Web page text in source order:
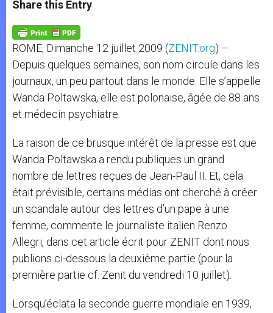
s
p
p
e
g
e
r
b
o
k
Share this Entry
ROME, Dimanche 12 juillet 2009 (ZENIT.org) –
Depuis quelques semaines, son nom circule dans les
journaux, un peu partout dans le monde. Elle s’appelle
Wanda Poltawska, elle est polonaise, âgée de 88 ans
et médecin psychiatre.
La raison de ce brusque intérêt de la presse est que
Wanda Poltawska a rendu publiques un grand
nombre de lettres reçues de Jean-Paul II. Et, cela
était prévisible, certains médias ont cherché à créer
un scandale autour des lettres d’un pape à une
femme, commente le journaliste italien Renzo
Allegri, dans cet article écrit pour ZENIT dont nous
publions ci-dessous la deuxième partie (pour la
première partie cf. Zenit du vendredi 10 juillet).
Lorsqu’éclata la seconde guerre mondiale en 1939,